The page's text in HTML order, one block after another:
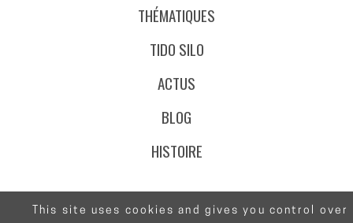
THÉMATIQUES
TIDO SILO
ACTUS
BLOG
HISTOIRE
This site uses cookies and gives you control over